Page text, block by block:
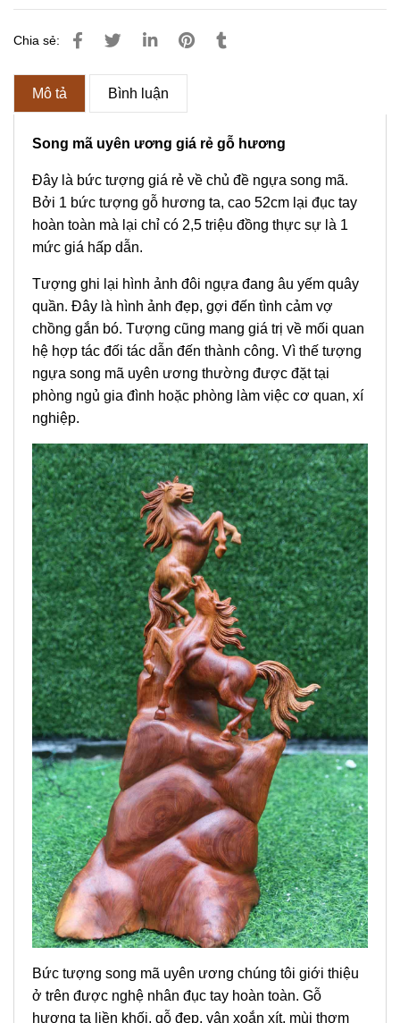
Chia sẻ:
Mô tả Bình luận
Song mã uyên ương giá rẻ gỗ hương
Đây là bức tượng giá rẻ về chủ đề ngựa song mã.
Bởi 1 bức tượng gỗ hương ta, cao 52cm lại đục tay
hoàn toàn mà lại chỉ có 2,5 triệu đồng thực sự là 1
mức giá hấp dẫn.
Tượng ghi lại hình ảnh đôi ngựa đang âu yếm quây
quần. Đây là hình ảnh đẹp, gợi đến tình cảm vợ
chồng gắn bó. Tượng cũng mang giá trị về mối quan
hệ hợp tác đối tác dẫn đến thành công. Vì thế tượng
ngựa song mã uyên ương thường được đặt tại
phòng ngủ gia đình hoặc phòng làm việc cơ quan, xí
nghiệp.
Bức tượng song mã uyên ương chúng tôi giới thiệu
ở trên được nghệ nhân đục tay hoàn toàn. Gỗ
hương ta liền khối, gỗ đẹp, vân xoắn xít, mùi thơm